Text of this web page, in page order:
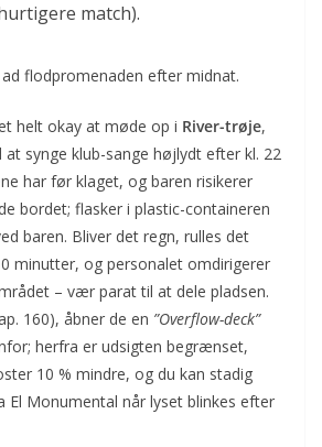
match).
flodpromenaden efter midnat.
helt okay at møde op i River-trøje,
synge klub-sange højlydt efter kl. 22
har før klaget, og baren risikerer
bordet; flasker i plastic-containeren
baren. Bliver det regn, rulles det
minutter, og personalet omdirigerer
– vær parat til at dele pladsen.
160), åbner de en ”Overflow-deck”
herfra er udsigten begrænset,
10 % mindre, og du kan stadig
El Monumental når lyset blinkes efter